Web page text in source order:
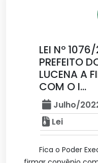
LEI Nº
PREFEITO
LUCENA A
COM O I...
Julho/
Lei
Fica o Poder